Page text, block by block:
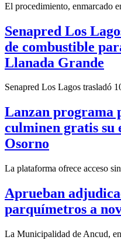
El procedimiento, enmarcado
Senapred Los
de combustible
Llanada Grande
Senapred Los Lagos trasladó
Lanzan programa
culminen gratis su
Osorno
La plataforma ofrece acceso
Aprueban
parquímetros a
La Municipalidad de Ancud,